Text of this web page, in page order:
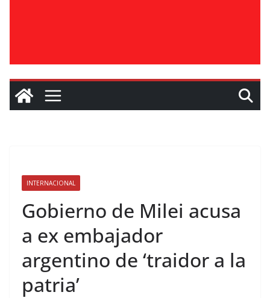
INTERNACIONAL
Gobierno de Milei acusa
a ex embajador
argentino de ‘traidor a la
patria’